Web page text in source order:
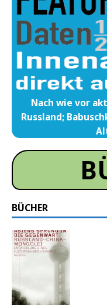
Nach wie vor
Russland;
BÜCHER